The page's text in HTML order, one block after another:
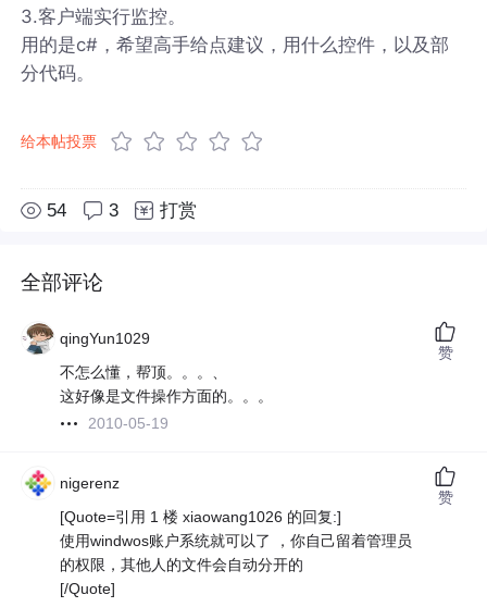
3.客户端实行监控。
用的是c#，希望高手给点建议，用什么控件，以及部
分代码。
给本帖投票
54 3 打赏
全部评论
qingYun1029
不怎么懂，帮顶。。。、
这好像是文件操作方面的。。。
2010-05-19
赞
nigerenz
[Quote=引用 1 楼 xiaowang1026 的回复:]
使用windwos账户系统就可以了 ，你自己留着管理员
的权限，其他人的文件会自动分开的
[/Quote]
赞